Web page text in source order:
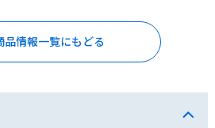
品情報一覧にもどる